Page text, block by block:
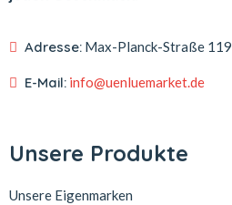
Adresse: Max-Planck-Straße 119
E-Mail: info@uenluemarket.de
Unsere Produkte
Unsere Eigenmarken